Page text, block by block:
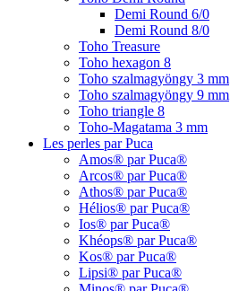
Demi Round 6/0
Demi Round 8/0
Toho Treasure
Toho hexagon 8
Toho szalmagyöngy 3 mm
Toho szalmagyöngy 9 mm
Toho triangle 8
Toho-Magatama 3 mm
Les perles par Puca
Amos® par Puca®
Arcos® par Puca®
Athos® par Puca®
Hélios® par Puca®
Ios® par Puca®
Khéops® par Puca®
Kos® par Puca®
Lipsi® par Puca®